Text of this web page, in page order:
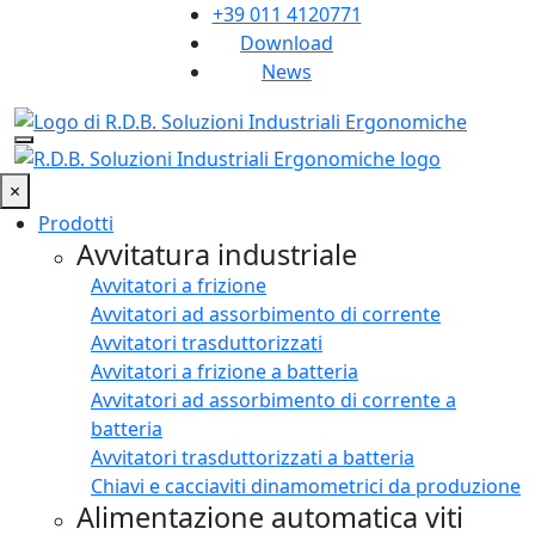
+39 011 4120771
Download
News
×
Prodotti
Avvitatura industriale
Avvitatori a frizione
Avvitatori ad assorbimento di corrente
Avvitatori trasduttorizzati
Avvitatori a frizione a batteria
Avvitatori ad assorbimento di corrente a
batteria
Avvitatori trasduttorizzati a batteria
Chiavi e cacciaviti dinamometrici da produzione
Alimentazione automatica viti